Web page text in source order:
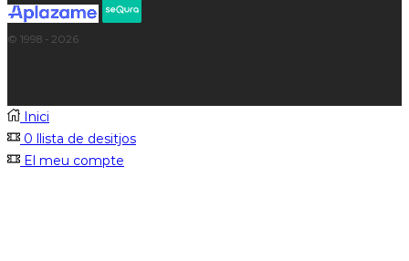
© 1998 - 2026
Inici
0 llista de desitjos
El meu compte